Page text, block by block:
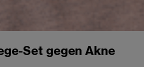
Set gegen Akne